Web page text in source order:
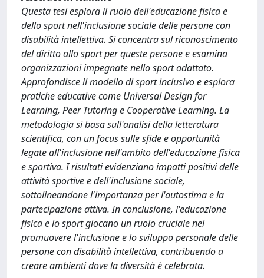
Questa tesi esplora il ruolo dell'educazione fisica e
dello sport nell'inclusione sociale delle persone con
disabilità intellettiva. Si concentra sul riconoscimento
del diritto allo sport per queste persone e esamina
organizzazioni impegnate nello sport adattato.
Approfondisce il modello di sport inclusivo e esplora
pratiche educative come Universal Design for
Learning, Peer Tutoring e Cooperative Learning. La
metodologia si basa sull'analisi della letteratura
scientifica, con un focus sulle sfide e opportunità
legate all'inclusione nell'ambito dell'educazione fisica
e sportiva. I risultati evidenziano impatti positivi delle
attività sportive e dell'inclusione sociale,
sottolineandone l'importanza per l'autostima e la
partecipazione attiva. In conclusione, l'educazione
fisica e lo sport giocano un ruolo cruciale nel
promuovere l'inclusione e lo sviluppo personale delle
persone con disabilità intellettiva, contribuendo a
creare ambienti dove la diversità è celebrata.